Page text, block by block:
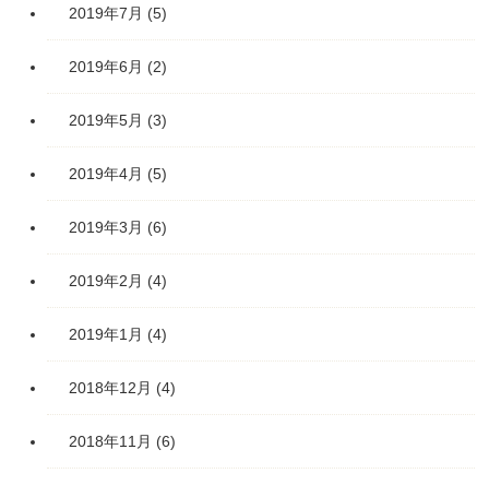
2019年7月 (5)
2019年6月 (2)
2019年5月 (3)
2019年4月 (5)
2019年3月 (6)
2019年2月 (4)
2019年1月 (4)
2018年12月 (4)
2018年11月 (6)